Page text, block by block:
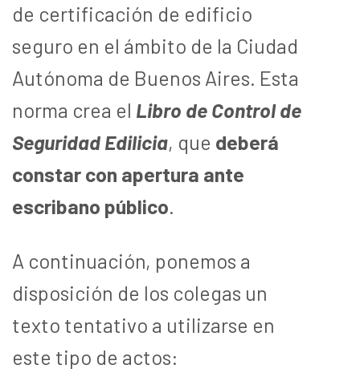
de certificación de edificio
seguro en el ámbito de la Ciudad
Autónoma de Buenos Aires. Esta
norma crea el Libro de Control de
Seguridad Edilicia, que deberá
constar con apertura ante
escribano público.
A continuación, ponemos a
disposición de los colegas un
texto tentativo a utilizarse en
este tipo de actos: